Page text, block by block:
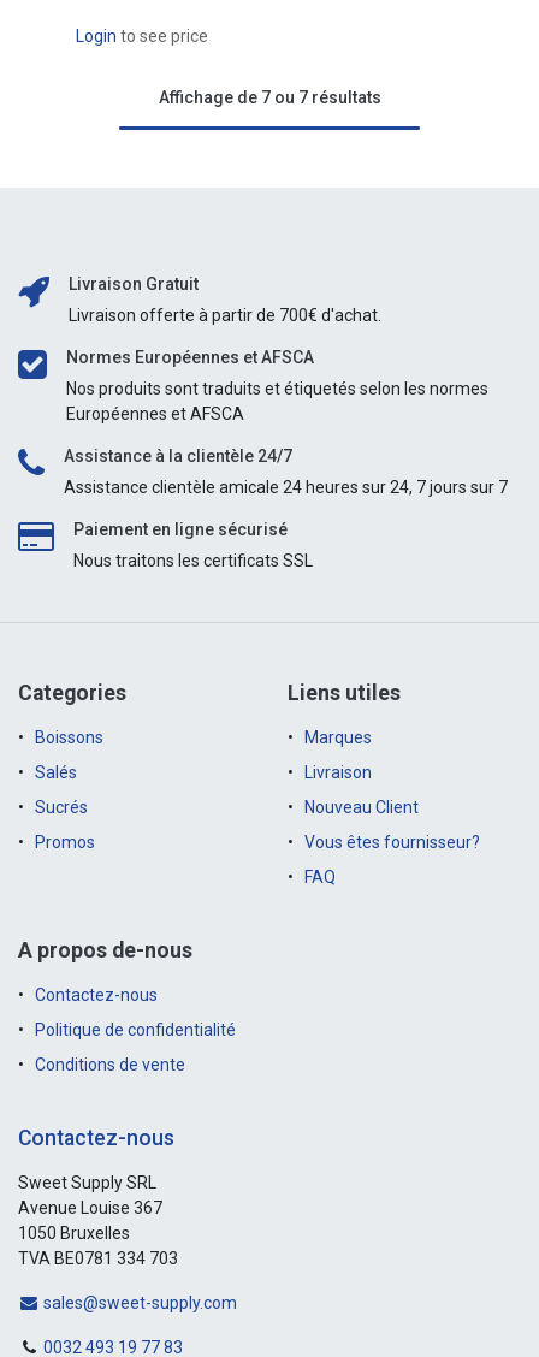
Login to see price
Affichage de 7 ou 7 résultats
Livraison Gratuit
Livraison offerte à partir de 700€ d'achat.
Normes Européennes et AFSCA
Nos produits sont traduits et étiquetés selon les normes
Européennes et AFSCA
Assistance à la clientèle 24/7
Assistance clientèle amicale 24 heures sur 24, 7 jours sur 7
Paiement en ligne sécurisé
Nous traitons les certificats SSL
Categories
Boissons
Salés
Sucrés
Promos
Liens utiles
Marques
Livraison
Nouveau Client
Vous êtes fournisseur?
FAQ
A propos de-nous
Contactez-nous
Politique de confidentialité
Conditions de vente
Contactez-nous
Sweet Supply SRL
Avenue Louise 367
1050 Bruxelles
TVA BE0781 334 703
sales@sweet-supply.com
0032 493 19 77 83